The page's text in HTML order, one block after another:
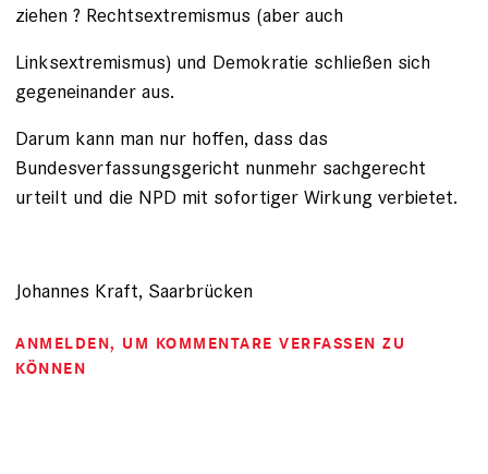
ziehen ? Rechtsextremismus (aber auch
Linksextremismus) und Demokratie schließen sich
gegeneinander aus.
Darum kann man nur hoffen, dass das
Bundesverfassungsgericht nunmehr sachgerecht
urteilt und die NPD mit sofortiger Wirkung verbietet.
Johannes Kraft, Saarbrücken
ANMELDEN, UM KOMMENTARE VERFASSEN ZU
KÖNNEN